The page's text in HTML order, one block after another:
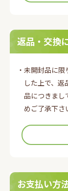
返品・交換
・未開封品に限
した上で、
品につきまし
めご了承下さ
お支払い方